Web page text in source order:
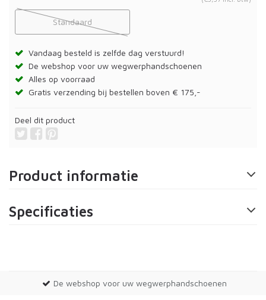
Standaard
Vandaag besteld is zelfde dag verstuurd!
De webshop voor uw wegwerphandschoenen
Alles op voorraad
Gratis verzending bij bestellen boven € 175,-
Deel dit product
Product informatie
Specificaties
De webshop voor uw wegwerphandschoenen